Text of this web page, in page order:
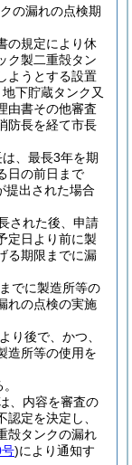
の漏れの点検期
の規定により休
ク製二重殻タン
ようとする設置
下貯蔵タンク又
由書その他審査
防長を経て市長
、最長3年を期
日の前日まで
提出された場合
された後、申請
定日より前に製
る期限までに漏
でに製造所等の
れの点検の実施
り後で、かつ、
造所等の使用を
、内容を審査の
定を決定し、
殻タンクの漏れ
)により通知す